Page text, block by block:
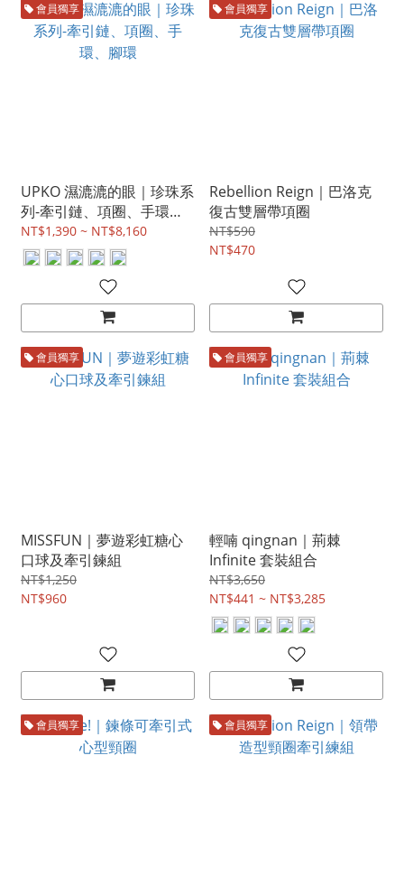
會員獨享
UPKO 濕漉漉的眼｜珍珠系
列-牽引鏈、項圈、手環、
腳環
NT$1,390 ~ NT$8,160
會員獨享
Rebellion Reign｜巴洛克
復古雙層帶項圈
NT$590
NT$470
會員獨享
MISSFUN｜夢遊彩虹糖心
口球及牽引鍊組
NT$1,250
NT$960
會員獨享
輕喃 qingnan｜荊棘
Infinite 套裝組合
NT$3,650
NT$441 ~ NT$3,285
會員獨享 會員獨享